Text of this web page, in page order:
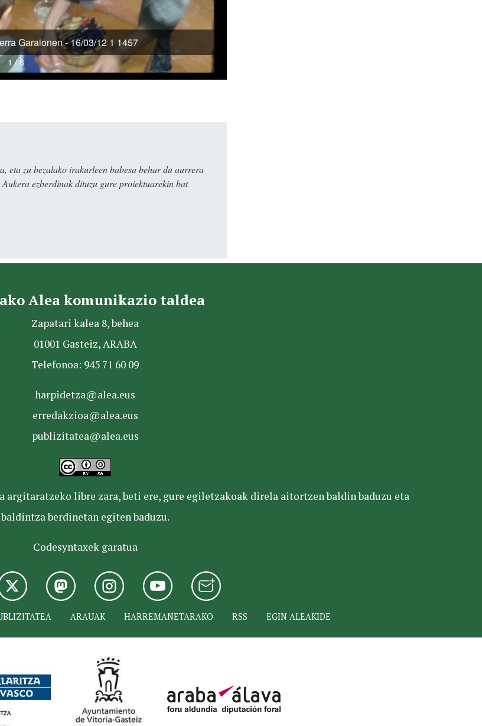
eta zu bezalako irakurleen babesa behar du aurrera
ezberdinak dituzu gure proiektuarekin bat
Alea komunikazio taldea
Zapatari kalea 8, behea
01001 Gasteiz, ARABA
Telefonoa: 945 71 60 09
harpidetza@alea.eus
erredakzioa@alea.eus
publizitatea@alea.eus
argitaratzeko libre zara, beti ere, gure egiletzakoak direla aitortzen baldin baduzu eta
baldintza berdinetan egiten baduzu.
Codesyntaxek garatua
ARAUAK HARREMANETARAKO RSS EGIN ALEAKIDE